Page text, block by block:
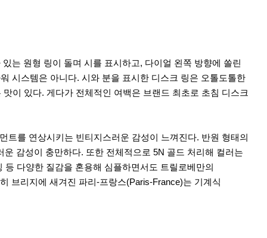
는 원형 링이 돌며 시를 표시하고, 다이얼 왼쪽 방향에 쏠린
시스템은 아니다. 시와 분을 표시한 디스크 링은 오톨도톨한
이 있다. 게다가 전체적인 여백은 브랜드 최초로 초침 디스크
트를 연상시키는 빈티지스러운 감성이 느껴진다. 반원 형태의
감성이 충만하다. 또한 전체적으로 5N 골드 처리해 컬러는
다양한 질감을 혼용해 심플하면서도 트릴로베만의
브리지에 새겨진 파리-프랑스(Paris-France)는 기계식